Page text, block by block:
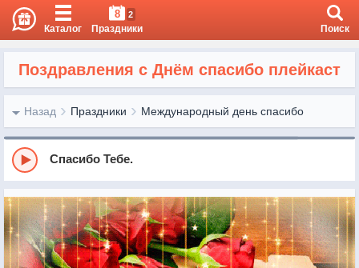
Каталог
8 2
Праздники Поиск
Поздравления с Днём спасибо плейкаст
Назад Праздники Международный день спасибо
Спасибо Тебе.